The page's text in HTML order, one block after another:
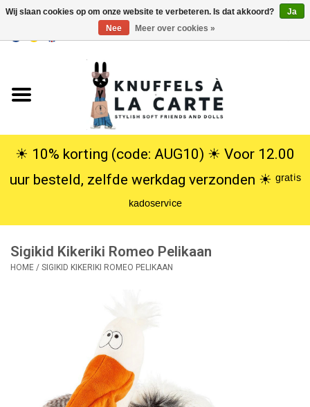
USD
Knuffels
Poppen
SALE
Cadeauservice
☀︎ 10% korting (code: AUG10) ☀︎ Voor 12.00
uur besteld, zelfde werkdag verzonden ☀︎ ᵍʳᵃᵗⁱˢ
ᵏᵃᵈᵒˢᵉʳᵛⁱᶜᵉ
Sigikid Kikeriki Romeo Pelikaan
HOME / SIGIKID KIKERIKI ROMEO PELIKAAN
Wij slaan cookies op om onze website te verbeteren. Is dat akkoord?
Ja
Nee
Meer over cookies »